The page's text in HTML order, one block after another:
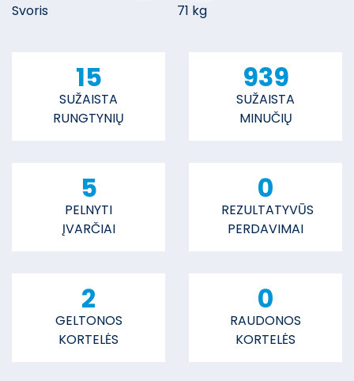
Svoris 71 kg
15
SUŽAISTA
RUNGTYNIŲ
939
SUŽAISTA
MINUČIŲ
5
PELNYTI
ĮVARČIAI
0
REZULTATYVŪS
PERDAVIMAI
2
GELTONOS
KORTELĖS
0
RAUDONOS
KORTELĖS